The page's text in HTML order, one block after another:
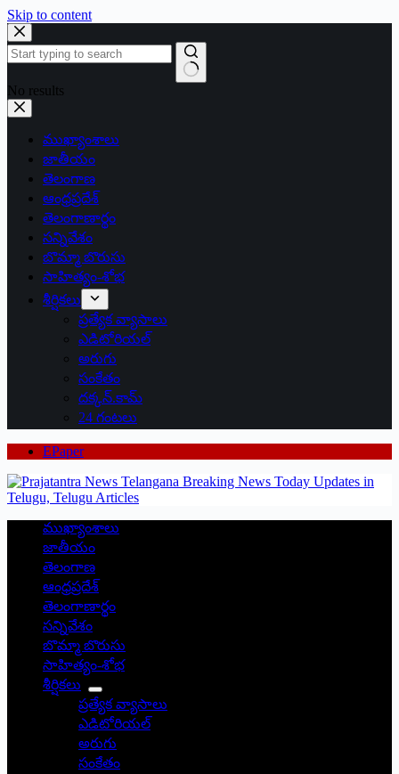
Skip to content
No results
ముఖ్యాంశాలు
జాతీయం
తెలంగాణ
ఆంధ్రప్రదేశ్
తెలంగాణార్థం
సన్నివేశం
బొమ్మా బొరుసు
సాహిత్యం-శోభ
శీర్షికలు
ప్రత్యేక వ్యాసాలు
ఎడిటోరియల్
అరుగు
సంకేతం
దక్కన్.కామ్
24 గంటలు
EPaper
ముఖ్యాంశాలు
జాతీయం
తెలంగాణ
ఆంధ్రప్రదేశ్
తెలంగాణార్థం
సన్నివేశం
బొమ్మా బొరుసు
సాహిత్యం-శోభ
శీర్షికలు
ప్రత్యేక వ్యాసాలు
ఎడిటోరియల్
అరుగు
సంకేతం